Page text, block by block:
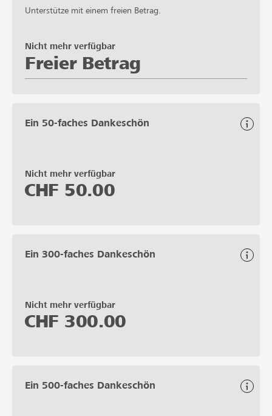
Unterstütze mit einem freien Betrag.
Freier Betrag
Nicht mehr verfügbar
Ein 50-faches Dankeschön
Nicht mehr verfügbar
CHF 50.00
Ein 300-faches Dankeschön
Nicht mehr verfügbar
CHF 300.00
Ein 500-faches Dankeschön